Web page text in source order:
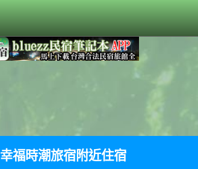
幸福時潮旅宿附近住宿